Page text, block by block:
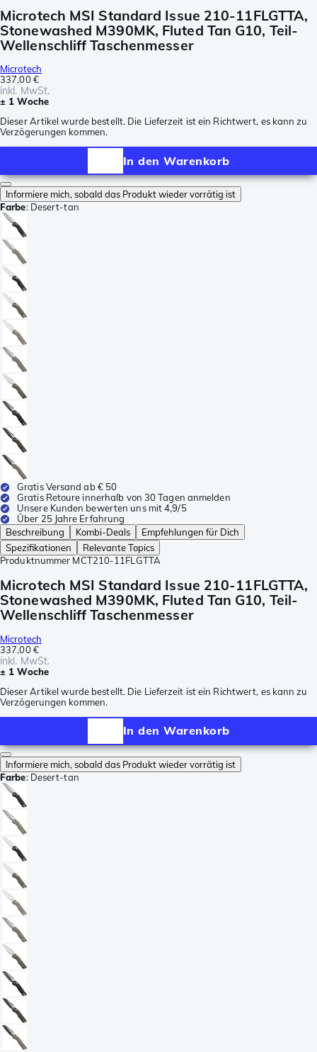
Microtech MSI Standard Issue 210-11FLGTTA,
Stonewashed M390MK, Fluted Tan G10, Teil-
Wellenschliff Taschenmesser
Microtech
337,00 €
inkl. MwSt.
± 1 Woche
Dieser Artikel wurde bestellt. Die Lieferzeit ist ein Richtwert, es kann zu
Verzögerungen kommen.
In den Warenkorb
Informiere mich, sobald das Produkt wieder vorrätig ist
Farbe: Desert-tan
Gratis Versand ab € 50
Gratis Retoure innerhalb von 30 Tagen anmelden
Unsere Kunden bewerten uns mit 4,9/5
Über 25 Jahre Erfahrung
Beschreibung
Kombi-Deals
Empfehlungen für Dich
Spezifikationen
Relevante Topics
Produktnummer MCT210-11FLGTTA
Microtech MSI Standard Issue 210-11FLGTTA,
Stonewashed M390MK, Fluted Tan G10, Teil-
Wellenschliff Taschenmesser
Microtech
337,00 €
inkl. MwSt.
± 1 Woche
Dieser Artikel wurde bestellt. Die Lieferzeit ist ein Richtwert, es kann zu
Verzögerungen kommen.
In den Warenkorb
Informiere mich, sobald das Produkt wieder vorrätig ist
Farbe: Desert-tan